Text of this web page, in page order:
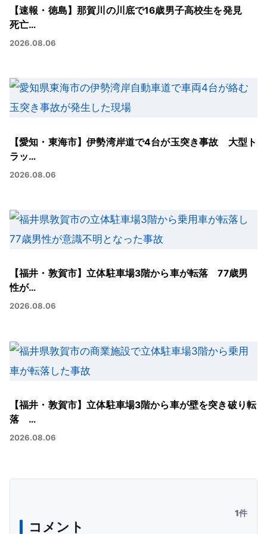
【速報・徳島】那賀川の川底で16歳男子高校生を発見
死亡…
2026.08.06
【愛知・東海市】伊勢湾岸道で4台が玉突き事故 大型ト
ラッ…
2026.08.06
【福井・敦賀市】立体駐車場3階から車が転落 77歳男
性が…
2026.08.06
【福井・敦賀市】立体駐車場3階から車が壁を突き破り転
落 …
2026.08.06
コメント
1件